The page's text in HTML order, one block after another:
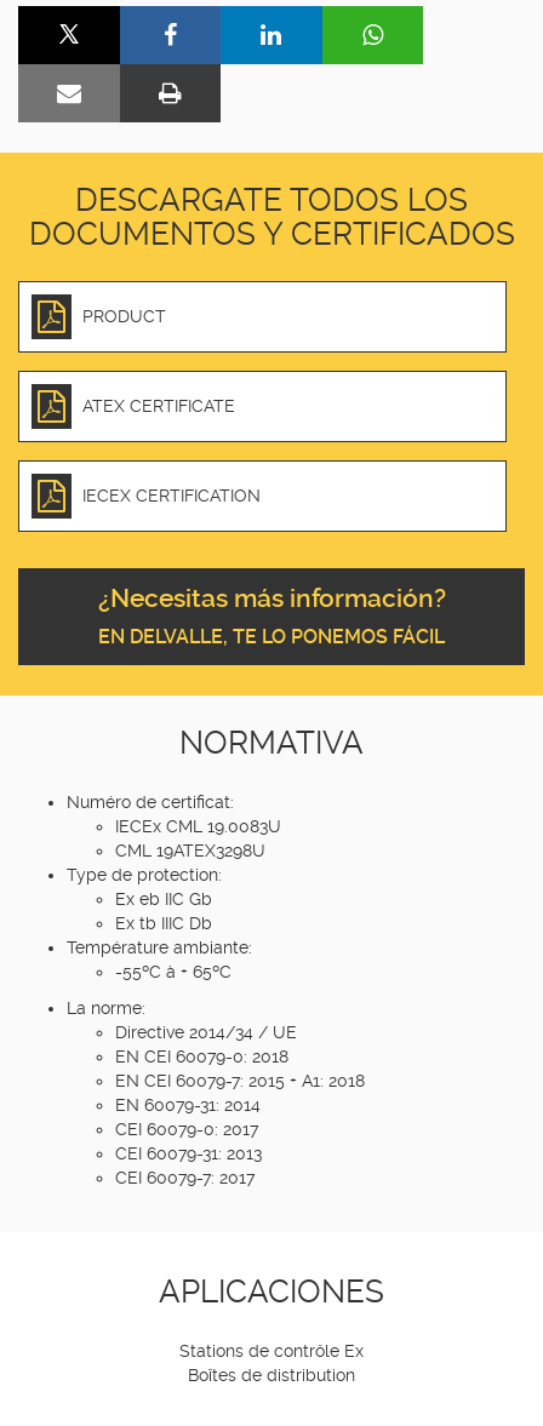
DESCARGATE TODOS LOS
DOCUMENTOS Y CERTIFICADOS
PRODUCT
ATEX CERTIFICATE
IECEX CERTIFICATION
¿Necesitas más información?
EN DELVALLE, TE LO PONEMOS FÁCIL
NORMATIVA
Numéro de certificat:
IECEx CML 19.0083U
CML 19ATEX3298U
Type de protection:
Ex eb IIC Gb
Ex tb IIIC Db
Température ambiante:
-55ºC à + 65ºC
La norme:
Directive 2014/34 / UE
EN CEI 60079-0: 2018
EN CEI 60079-7: 2015 + A1: 2018
EN 60079-31: 2014
CEI 60079-0: 2017
CEI 60079-31: 2013
CEI 60079-7: 2017
APLICACIONES
Stations de contrôle Ex
Boîtes de distribution